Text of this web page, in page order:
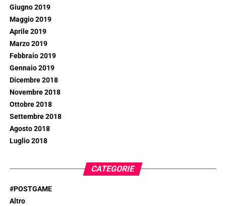
Giugno 2019
Maggio 2019
Aprile 2019
Marzo 2019
Febbraio 2019
Gennaio 2019
Dicembre 2018
Novembre 2018
Ottobre 2018
Settembre 2018
Agosto 2018
Luglio 2018
CATEGORIE
#POSTGAME
Altro